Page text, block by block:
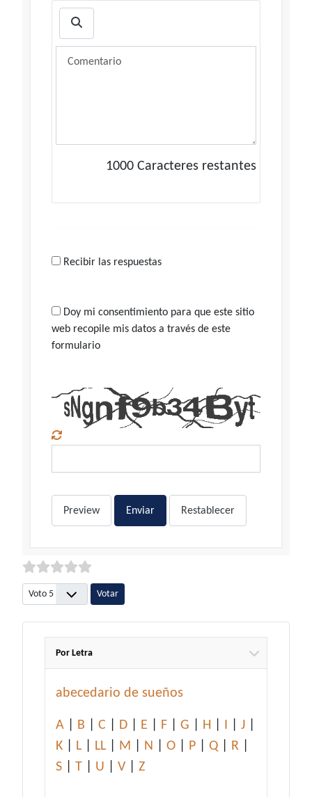
1000 Caracteres restantes
Recibir las respuestas
Doy mi consentimiento para que este sitio
web recopile mis datos a través de este
formulario
Preview Enviar Restablecer
Por favor, vote
Por Letra
abecedario de sueños
A B C D E F G H I J
K
L LL M N O P Q R
S
T U V Z